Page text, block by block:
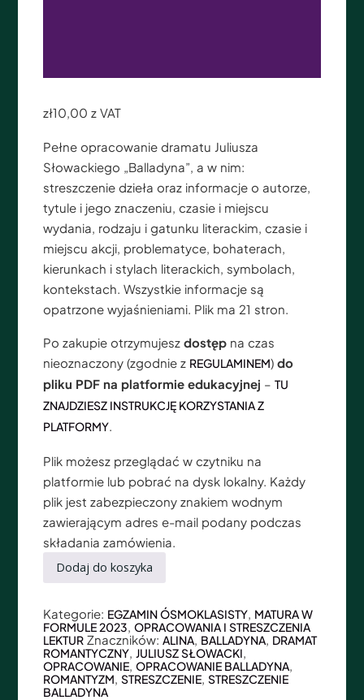
zł10,00 z VAT
Pełne opracowanie dramatu Juliusza
Słowackiego „Balladyna”, a w nim:
streszczenie dzieła oraz informacje o autorze,
tytule i jego znaczeniu, czasie i miejscu
wydania, rodzaju i gatunku literackim, czasie i
miejscu akcji, problematyce, bohaterach,
kierunkach i stylach literackich, symbolach,
kontekstach. Wszystkie informacje są
opatrzone wyjaśnieniami. Plik ma 21 stron.
Po zakupie otrzymujesz dostępna czas
nieoznaczony (zgodnie z REGULAMINEM) do
pliku PDF na platformie edukacyjnej – TU
ZNAJDZIESZ INSTRUKCJĘ KORZYSTANIA Z
PLATFORMY.
Plik możesz przeglądać w czytniku na
platformie lub pobrać na dysk lokalny. Każdy
plik jest zabezpieczony znakiem wodnym
zawierającym adres e-mail podany podczas
składania zamówienia.
Dodaj do koszyka
Kategorie: EGZAMIN ÓSMOKLASISTY, MATURA W
FORMULE 2023 OPRACOWANIA I STRESZCZENIA
LEKTUR Znaczników: ALINA, BALLADYNA, DRAMAT
ROMANTYCZNY, JULIUSZ SŁOWACKI
OPRACOWANIE, OPRACOWANIE BALLADYNA,
ROMANTYZM STRESZCZENIE, STRESZCZENIE
BALLADYNA